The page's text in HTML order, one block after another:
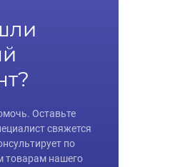
Оставьте
свяжется
по
товарам нашего